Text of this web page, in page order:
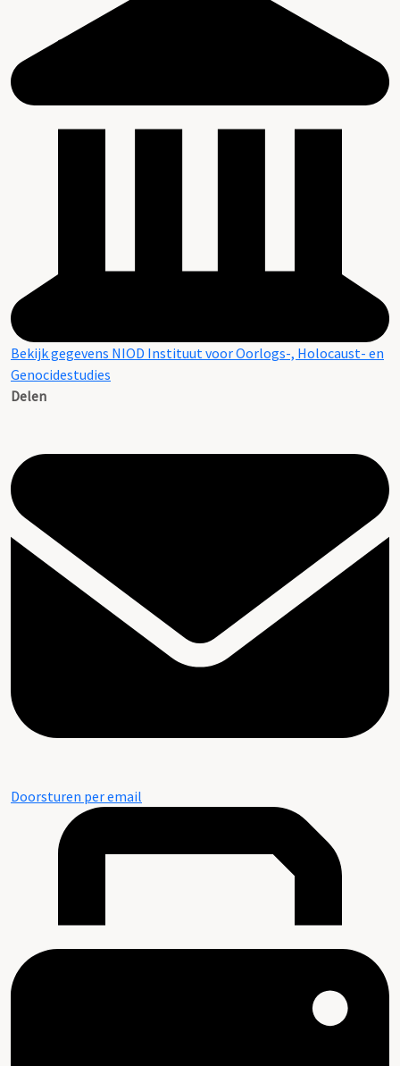
Bekijk gegevens NIOD Instituut voor Oorlogs-, Holocaust- en
Genocidestudies
Delen
Doorsturen per email